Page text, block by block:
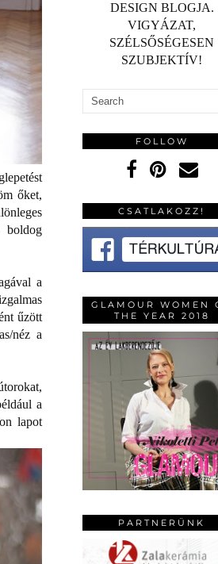
őket,
boldog
a
űzött
néz a
a
lapot
DESIGN BLOGJA.
VIGYÁZAT,
SZÉLSŐSÉGESEN
SZUBJEKTÍV!
FOLLOW
CSATLAKOZZ!
GLAMOUR WOMEN
THE YEAR 2018
PARTNERÜNK